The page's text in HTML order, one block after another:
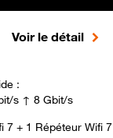
Voir le détail
:
s ↑ 8 Gbit/s
7 + 1 Répéteur Wifi 7